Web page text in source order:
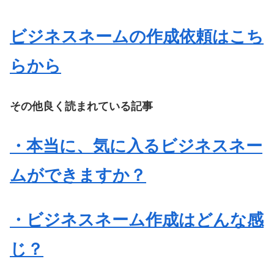
ビジネスネームの作成依頼はこち
らから
その他良く読まれている記事
・本当に、気に入るビジネスネー
ムができますか？
・ビジネスネーム作成はどんな感
じ？